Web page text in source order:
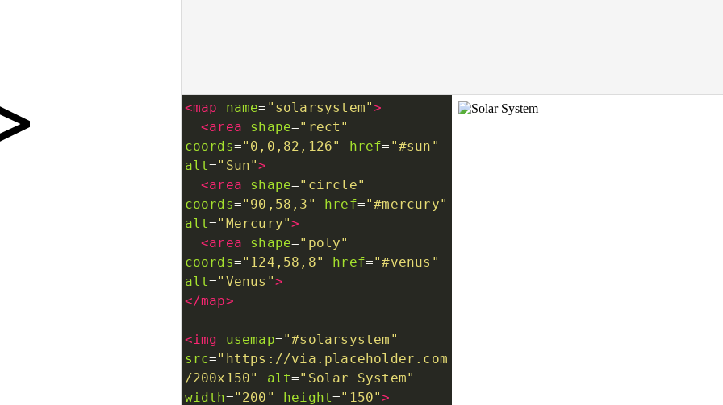
<map name= "solarsystem">
<area shape="rect"
coords="0,0,82,126" href= "#sun"
alt="Sun">
<area shape="circle"
coords="90,58,3" href="#mercury"
alt="Mercury">
<area shape="poly"
coords="124,58,8" href="#venus"
alt="Venus">
</map>
<img usemap="#solarsystem"
src="https://via.placeholder.com
/200x150"
alt="Solar System"
width="200" height="150">